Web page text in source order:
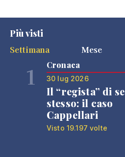
Più visti
Settimana
Mese
1 Cronaca
30 lug 2026
Il “regista” di se
stesso: il caso
Cappellari
Visto 19.197 volte